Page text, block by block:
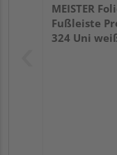
MEISTER
Fußleiste
324 Uni